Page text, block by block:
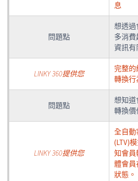
息
問題點
想透過
多消費
資訊
LINKY 360提供您
完整的
轉換行
問題點
想知道
轉換
LINKY 360提供您
全自動
(LTV)
知會員
體會員
狀態。